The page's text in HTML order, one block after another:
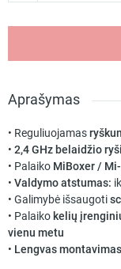
zonų
valdymo
K0S
sieninis,
Miboxer
Aprašymas
• Reguliuojamas
• 2,4 GHz belaidžio
• Palaiko MiBoxer /
• Valdymo atstumas:
• Galimybė išsaugoti
• Palaiko kelių
vienu metu
• Lengvas montavimas